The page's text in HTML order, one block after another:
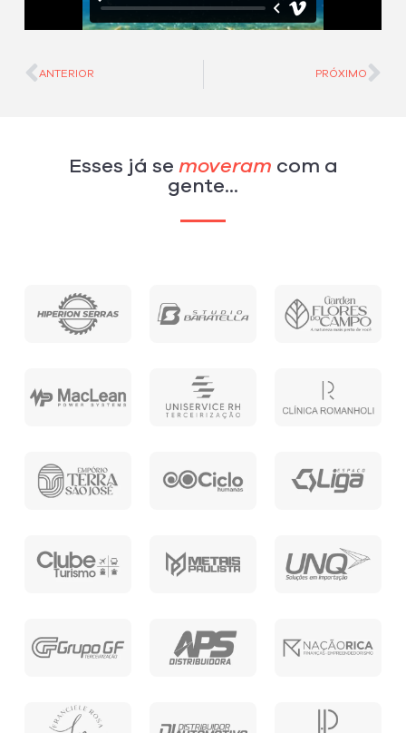
ANTERIOR PRÓXIMO
Esses já se moveram com a
gente...